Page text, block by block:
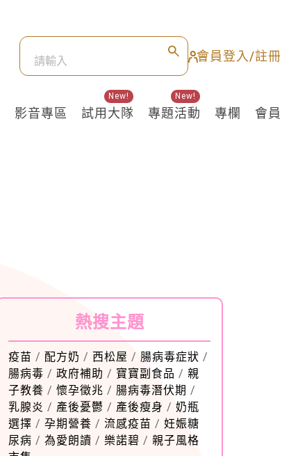
會員登入/註冊
影音專區 試用大隊
New!
專題活動
New!
專欄 會員
熱搜主題
疫苗 / 配方奶 / 西松屋 / 腸病毒症狀 /
腸病毒 / 政府補助 / 寶寶副食品 / 親
子教養 / 懷孕徵兆 / 腸病毒潛伏期 /
乳腺炎 / 產後憂鬱 / 產後瘦身 / 奶瓶
選擇 / 孕期營養 / 流感疫苗 / 妊娠糖
尿病 / 為愛朗讀 / 樂諾碧 / 親子風格